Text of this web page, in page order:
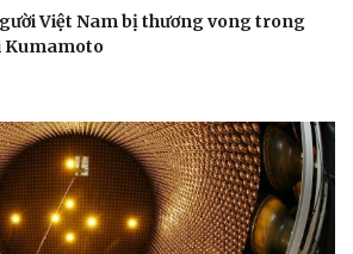
Đời sống
Nhà đẹp
Việt Nam bị thương vong trong
Kumamoto